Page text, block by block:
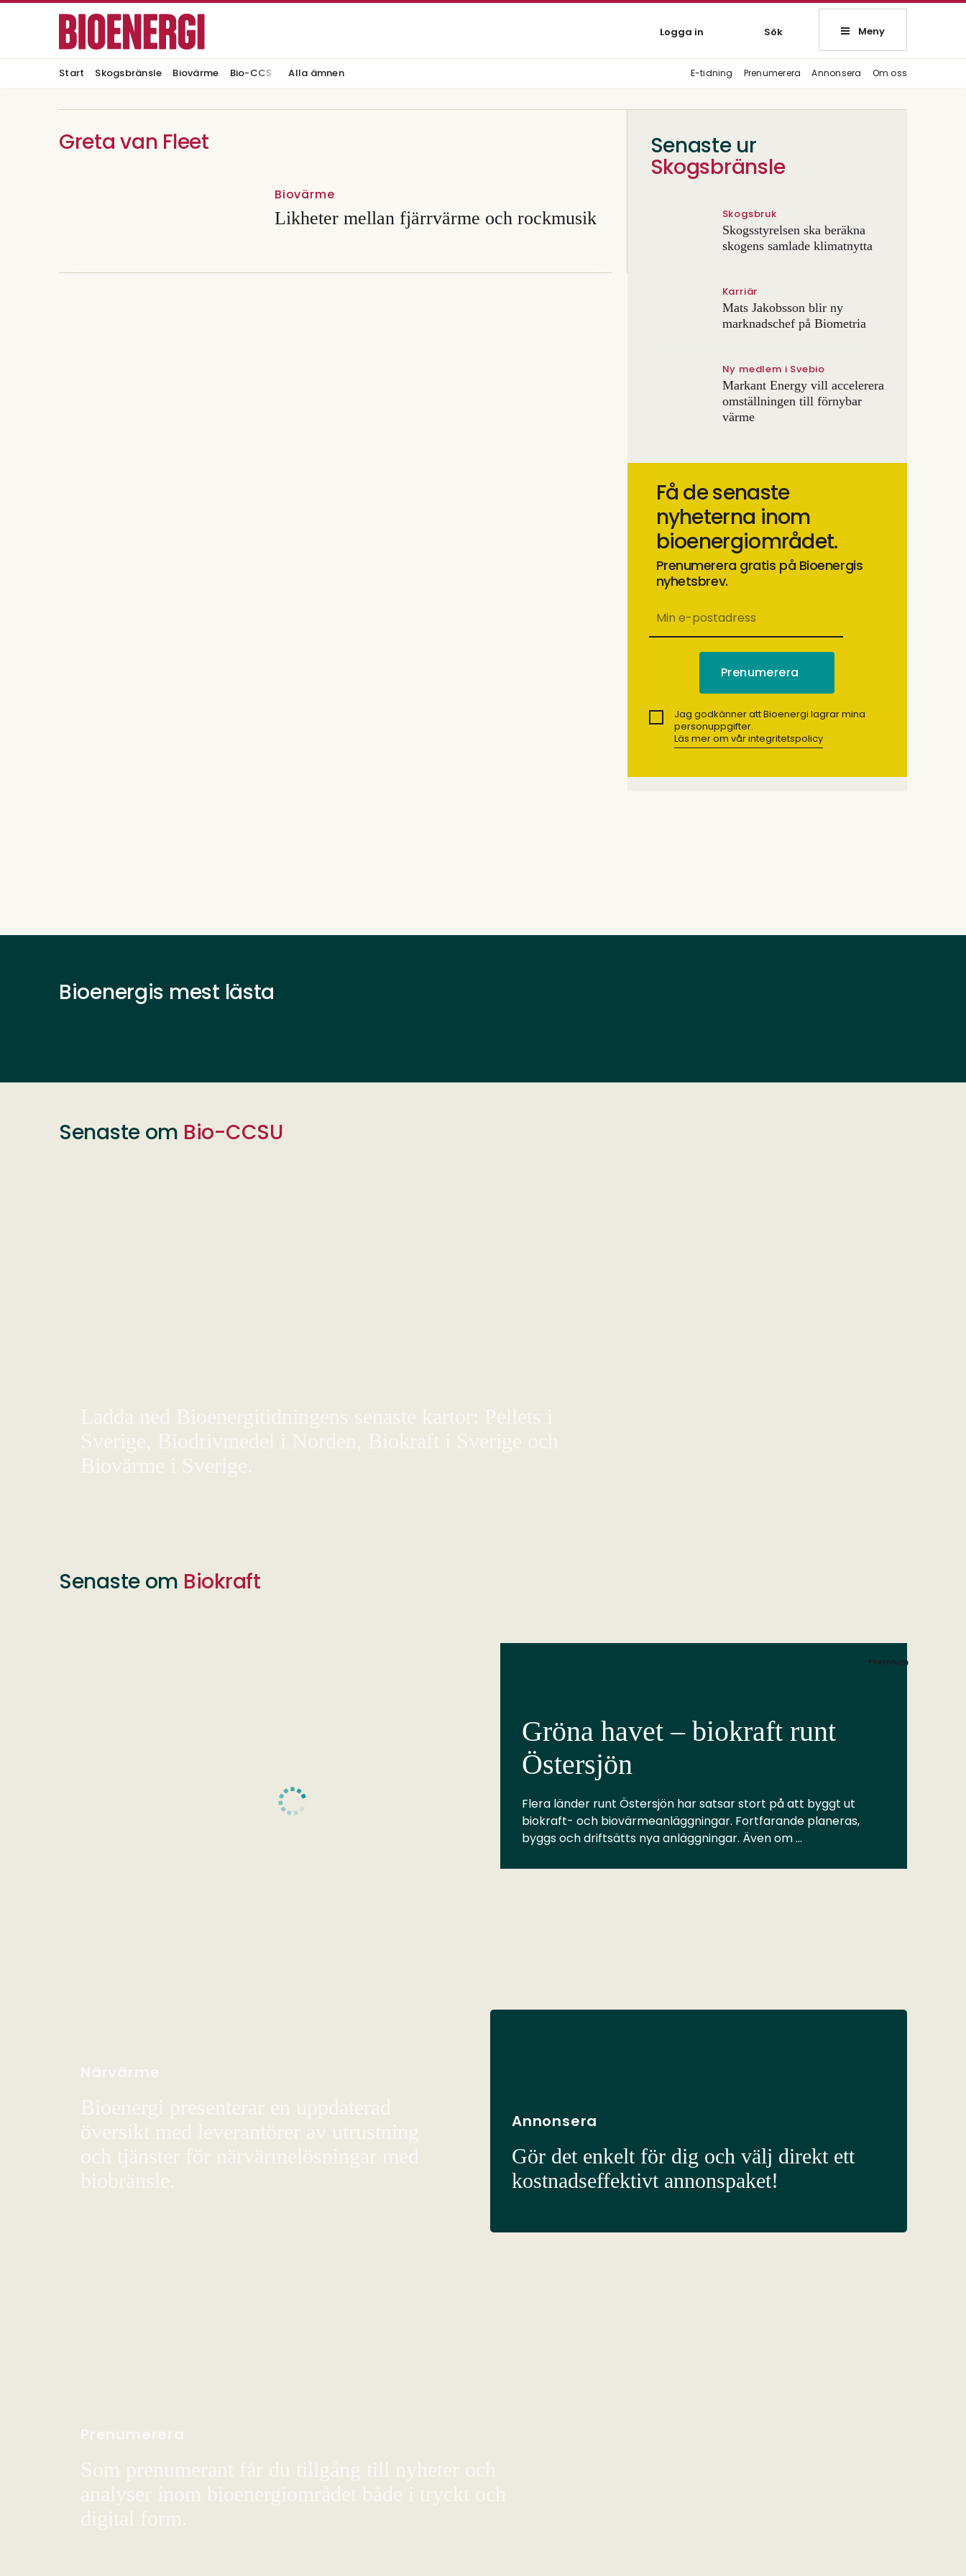
Logga in Sök Meny
Start Skogsbränsle Biovärme Bio-CCS Alla ämnen E-tidning Prenumerera Annonsera Om oss
Greta van Fleet
Biovärme
Likheter mellan fjärrvärme och rockmusik
Senaste ur
Skogsbränsle
Skogsbruk
Skogsstyrelsen ska beräkna
skogens samlade klimatnytta
Karriär
Mats Jakobsson blir ny
marknadschef på Biometria
Ny medlem i Svebio
Markant Energy vill accelerera
omställningen till förnybar
värme
Få de senaste
nyheterna inom
bioenergiområdet.
Prenumerera gratis på Bioenergis
nyhetsbrev.
Jag godkänner att Bioenergi lagrar mina
personuppgifter.
Läs mer om vår integritetspolicy
Bioenergis mest lästa
Senaste om Bio-CCSU
Ladda ned Bioenergitidningens senaste kartor: Pellets i
Sverige, Biodrivmedel i Norden, Biokraft i Sverige och
Biovärme i Sverige.
Senaste om Biokraft
Premium
Gröna havet – biokraft runt
Östersjön
Flera länder runt Östersjön har satsar stort på att byggt ut
biokraft- och biovärmeanläggningar. Fortfarande planeras,
byggs och driftsätts nya anläggningar. Även om …
Närvärme
Bioenergi presenterar en uppdaterad
översikt med leverantörer av utrustning
och tjänster för närvärmelösningar med
biobränsle.
Annonsera
Gör det enkelt för dig och välj direkt ett
kostnadseffektivt annonspaket!
Prenumerera
Som prenumerant får du tillgång till nyheter och
analyser inom bioenergiområdet både i tryckt och
digital form.